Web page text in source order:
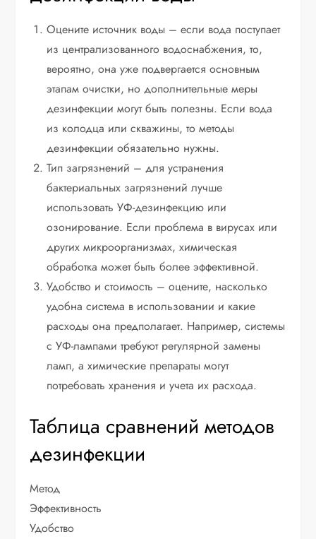
Оцените источник воды – если вода поступает
из централизованного водоснабжения, то,
вероятно, она уже подвергается основным
этапам очистки, но дополнительные меры
дезинфекции могут быть полезны. Если вода
из колодца или скважины, то методы
дезинфекции обязательно нужны.
Тип загрязнений – для устранения
бактериальных загрязнений лучше
использовать УФ-дезинфекцию или
озонирование. Если проблема в вирусах или
других микроорганизмах, химическая
обработка может быть более эффективной.
Удобство и стоимость – оцените, насколько
удобна система в использовании и какие
расходы она предполагает. Например, системы
с УФ-лампами требуют регулярной замены
ламп, а химические препараты могут
потребовать хранения и учета их расхода.
Таблица сравнений методов
дезинфекции
Метод
Эффективность
Удобство